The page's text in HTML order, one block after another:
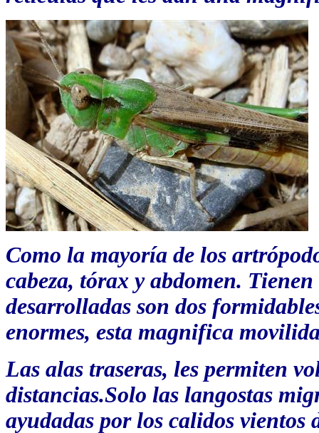
Como la mayoría de los
cabeza, tórax y abdomen.
desarrolladas son dos
enormes, esta magnifica
Las alas traseras, les permiten
distancias.Solo las langostas
ayudadas por los calidos vientos